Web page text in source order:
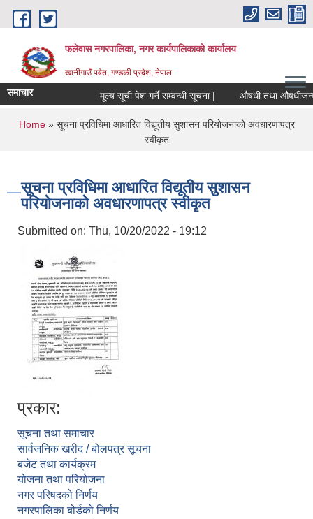
Skip to main content
फलेवास नगरपालिका, नगर कार्यपालिकाको कार्यालय
खानीगाउँ पर्वत, गण्डकी प्रदेश, नेपाल
समाचार मूल्य सूची पेश गर्ने सम्वन्धी सूचना | औषधी तथा औषधीजन्य
You are here
Home» सूचना प्रविधिमा आधारित विद्यूतीय सुशासन परियाेजनाकाे अवधारणापत्र
स्वीकृत
सूचना प्रविधिमा आधारित विद्यूतीय सुशासन
परियाेजनाकाे अवधारणापत्र स्वीकृत
Submitted on: Thu, 10/20/2022 - 19:12
प्रकार:
सूचना तथा समाचार
सार्वजनिक खरीद / बोलपत्र सूचना
बजेट तथा कार्यक्रम
योजना तथा परियोजना
नगर परिषदको निर्णय
नगरपालिका बोर्डको निर्णय